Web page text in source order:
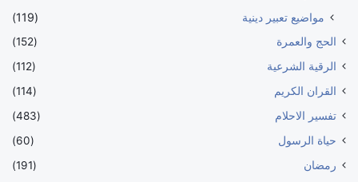
مواضيع تعبير دينية
(119)
الحج والعمرة
(152)
الرقية الشرعية
(112)
القران الكريم
(114)
تفسير الاحلام
(483)
حياة الرسول
(60)
رمضان
(191)